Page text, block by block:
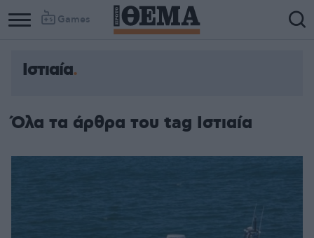
Games
Column
Ιστιαία
Όλα τα άρθρα του tag Ιστιαία